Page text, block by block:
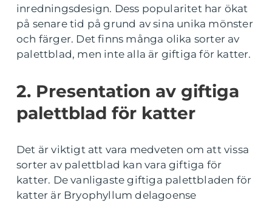
inredningsdesign. Dess popularitet har ökat
på senare tid på grund av sina unika mönster
och färger. Det finns många olika sorter av
palettblad, men inte alla är giftiga för katter.
2. Presentation av giftiga
palettblad för katter
Det är viktigt att vara medveten om att vissa
sorter av palettblad kan vara giftiga för
katter. De vanligaste giftiga palettbladen för
katter är Bryophyllum delagoense